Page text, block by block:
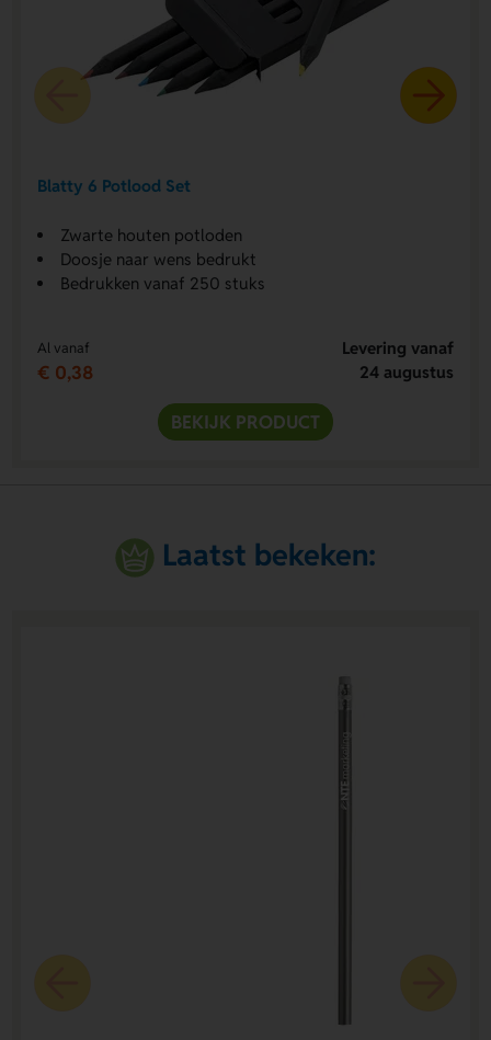
Blatty 6 Potlood Set
Zwarte houten potloden
Doosje naar wens bedrukt
Bedrukken vanaf 250 stuks
Al vanaf
€ 0,38
Levering vanaf
24 augustus
BEKIJK PRODUCT
Laatst bekeken: